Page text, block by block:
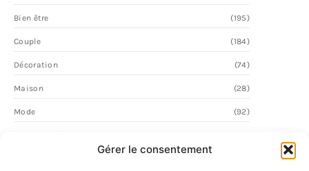
Gérer le consentement
Bien être (195)
Couple (184)
Décoration (74)
Maison (28)
Mode (92)